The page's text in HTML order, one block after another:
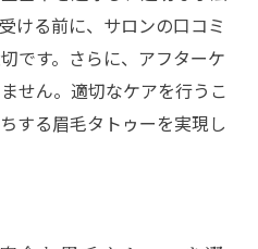
ける前に、サロンの口コミ
です。さらに、アフターケ
せん。適切なケアを行うこ
する眉毛タトゥーを実現し